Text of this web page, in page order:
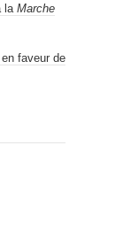
la Marche
faveur de